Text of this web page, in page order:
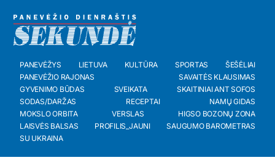
PANEVĖŽYS LIETUVA KULTŪRA SPORTAS
ŠEŠĖLIAI
PANEVĖŽIO RAJONAS
SAVAITĖS KLAUSIMAS
GYVENIMO BŪDAS
SVEIKATA
SKAITINIAI ANT SOFOS
SODAS/DARŽAS
RECEPTAI
NAMŲ GIDAS
MOKSLO ORBITA
VERSLAS
HIGSO BOZONŲ ZONA
LAISVĖS BALSAS
PROFILIS_JAUNI
SAUGUMO BAROMETRAS
SU UKRAINA